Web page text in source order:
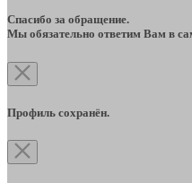
Спасибо за обращение.
Мы обязательно ответим Вам в
Профиль сохранён.